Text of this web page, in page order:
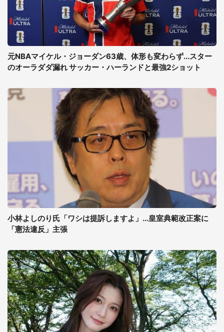
元NBAマイケル・ジョーダン63歳、体形も変わらず...スター
のオーラダダ漏れ サッカー・ハーランドと最強2ショット
小林よしのり氏「ワシは提訴しますよ」...皇室典範改正案に
「憲法違反」主張